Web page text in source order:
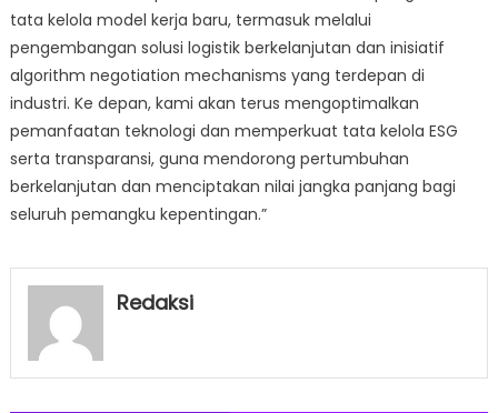
tata kelola model kerja baru, termasuk melalui
pengembangan solusi logistik berkelanjutan dan inisiatif
algorithm negotiation mechanisms yang terdepan di
industri. Ke depan, kami akan terus mengoptimalkan
pemanfaatan teknologi dan memperkuat tata kelola ESG
serta transparansi, guna mendorong pertumbuhan
berkelanjutan dan menciptakan nilai jangka panjang bagi
seluruh pemangku kepentingan.”
Redaksi